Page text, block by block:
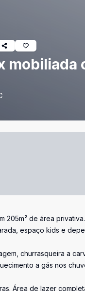
de área
espaço kids e
churrasqueira a
a gás nos
Área de lazer